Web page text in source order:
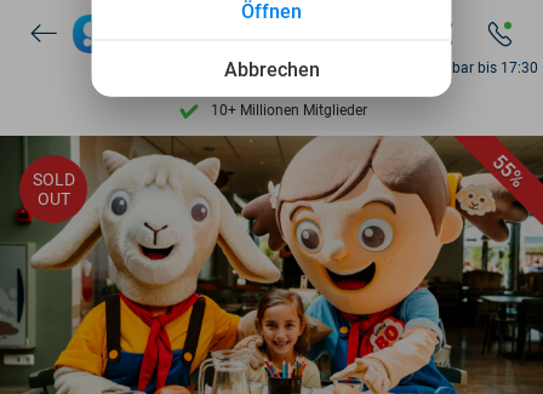
7 Tage die Woche verfügbar
10+ Millionen Mitglieder
9,4 basierend auf205 814 Bewertungen
Entdecke 15.000+ Deals
7 Tage die Woche verfügbar
10+ Millionen Mitglieder
Erreichbar bis 17:30
55%
SOLD
OUT
Abbrechen
Öffnen